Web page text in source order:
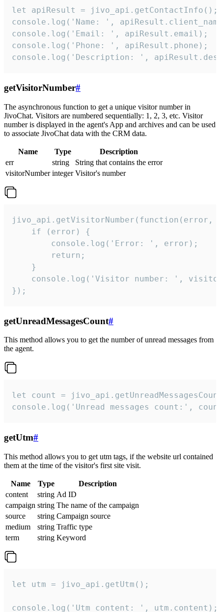
let apiResult = jivo_api.getContactInfo();
console.log('Name: ',
console.log('Email: ', apiResult.email);
console.log('Phone: ', apiResult.phone);
console.log('Description: ',
getVisitorNumber#
The asynchronous function to get a unique visitor number in
JivoChat. Visitors are numbered sequentially: 1, 2, 3, etc. Visitor
number is displayed in the agent's App and archives and can be used
to associate JivoChat data with the CRM data.
Name Type
Description
err
string
String that contains the error
visitorNumber integer Visitor's number
jivo_api.getVisitorNumber(function(error,
    if (error) {
        console.log('Error: ', error);
        return;
    }
console.log('Visitor number: ',
});
getUnreadMessagesCount#
This method allows you to get the number of unread messages from
the agent.
let count =
console.log('Unread messages count:',
getUtm#
This method allows you to get utm tags, if the website url contained
them at the time of the visitor's first site visit.
Name Type
Description
content
string Ad ID
campaign string The name of the campaign
source
string Campaign source
medium
string Traffic type
term
string Keyword
let utm = jivo_api.getUtm();
console.log('Utm content: ', utm.content);